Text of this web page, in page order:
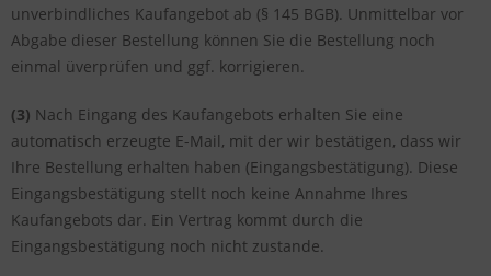
unverbindliches Kaufangebot ab (§ 145 BGB). Unmittelbar vor
Abgabe dieser Bestellung können Sie die Bestellung noch
einmal üverprüfen und ggf. korrigieren.
(3) Nach Eingang des Kaufangebots erhalten Sie eine
automatisch erzeugte E-Mail, mit der wir bestätigen, dass wir
Ihre Bestellung erhalten haben (Eingangsbestätigung). Diese
Eingangsbestätigung stellt noch keine Annahme Ihres
Kaufangebots dar. Ein Vertrag kommt durch die
Eingangsbestätigung noch nicht zustande.